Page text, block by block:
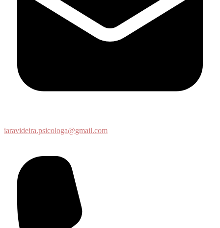
iaravideira.psicologa@gmail.com